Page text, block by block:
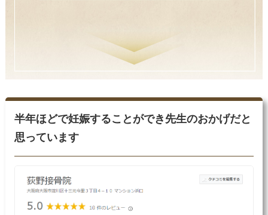
半年ほどで妊娠することができ先生のおかげだと
思っています